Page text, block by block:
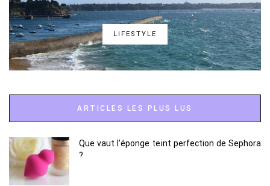
LIFESTYLE
ARTICLES LES PLUS LUS
Que vaut l’éponge teint perfection de Sephora
?